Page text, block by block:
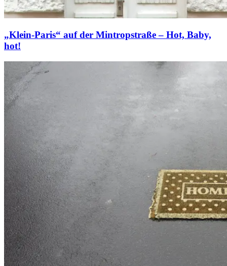
„Klein-Paris“ auf der Mintropstraße – Hot, Baby,
hot!